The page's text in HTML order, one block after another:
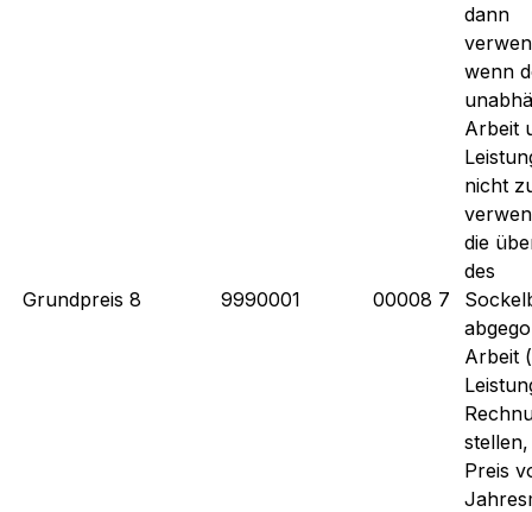
Grundpreis 8 9990001 00008 7
dann
wenn
Arbeit
nicht
die
des
Arbeit
Preis